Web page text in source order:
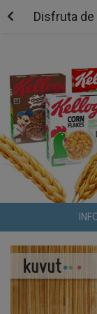
Disfruta